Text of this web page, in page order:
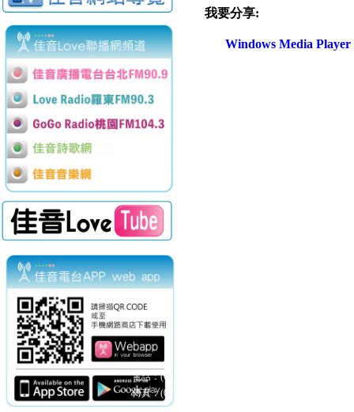
我要分享:
Windows Media
電話：(02)2369-9050
傳真：(02)2362-7816